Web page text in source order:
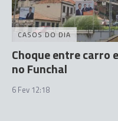
CASOS DO DIA
Choque entre carro
no Funchal
6 Fev 12:18